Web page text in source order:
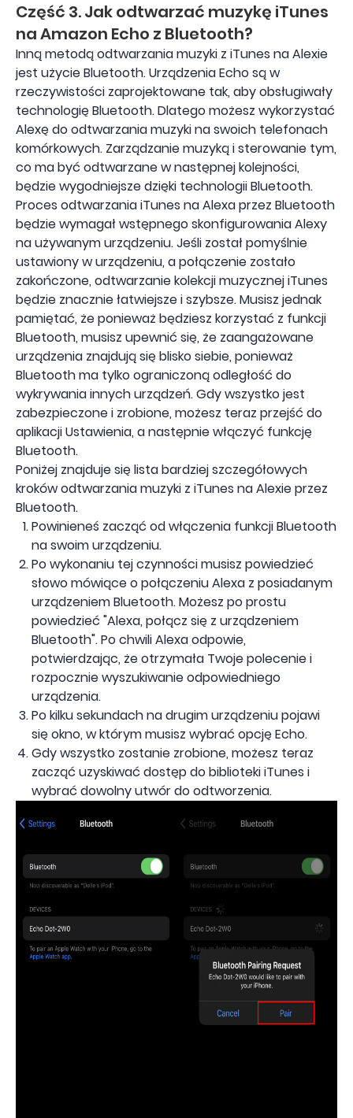
Część 3. Jak odtwarzać muzykę iTunes
na Amazon Echo z Bluetooth?
Inną metodą odtwarzania muzyki z iTunes na Alexie
jest użycie Bluetooth. Urządzenia Echo są w
rzeczywistości zaprojektowane tak, aby obsługiwały
technologię Bluetooth. Dlatego możesz wykorzystać
Alexę do odtwarzania muzyki na swoich telefonach
komórkowych. Zarządzanie muzyką i sterowanie tym,
co ma być odtwarzane w następnej kolejności,
będzie wygodniejsze dzięki technologii Bluetooth.
Proces odtwarzania iTunes na Alexa przez Bluetooth
będzie wymagał wstępnego skonfigurowania Alexy
na używanym urządzeniu. Jeśli został pomyślnie
ustawiony w urządzeniu, a połączenie zostało
zakończone, odtwarzanie kolekcji muzycznej iTunes
będzie znacznie łatwiejsze i szybsze. Musisz jednak
pamiętać, że ponieważ będziesz korzystać z funkcji
Bluetooth, musisz upewnić się, że zaangażowane
urządzenia znajdują się blisko siebie, ponieważ
Bluetooth ma tylko ograniczoną odległość do
wykrywania innych urządzeń. Gdy wszystko jest
zabezpieczone i zrobione, możesz teraz przejść do
aplikacji Ustawienia, a następnie włączyć funkcję
Bluetooth.
Poniżej znajduje się lista bardziej szczegółowych
kroków odtwarzania muzyki z iTunes na Alexie przez
Bluetooth.
Powinieneś zacząć od włączenia funkcji Bluetooth
na swoim urządzeniu.
Po wykonaniu tej czynności musisz powiedzieć
słowo mówiące o połączeniu Alexa z posiadanym
urządzeniem Bluetooth. Możesz po prostu
powiedzieć "Alexa, połącz się z urządzeniem
Bluetooth". Po chwili Alexa odpowie,
potwierdzając, że otrzymała Twoje polecenie i
rozpocznie wyszukiwanie odpowiedniego
urządzenia.
Po kilku sekundach na drugim urządzeniu pojawi
się okno, w którym musisz wybrać opcję Echo.
Gdy wszystko zostanie zrobione, możesz teraz
zacząć uzyskiwać dostęp do biblioteki iTunes i
wybrać dowolny utwór do odtworzenia.